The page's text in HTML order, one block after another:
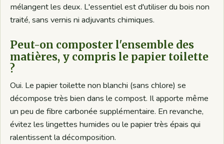
mélangent les deux. L'essentiel est d'utiliser du bois non
traité, sans vernis ni adjuvants chimiques.
Peut-on composter l'ensemble des
matières, y compris le papier toilette
?
Oui. Le papier toilette non blanchi (sans chlore) se
décompose très bien dans le compost. Il apporte même
un peu de fibre carbonée supplémentaire. En revanche,
évitez les lingettes humides ou le papier très épais qui
ralentissent la décomposition.